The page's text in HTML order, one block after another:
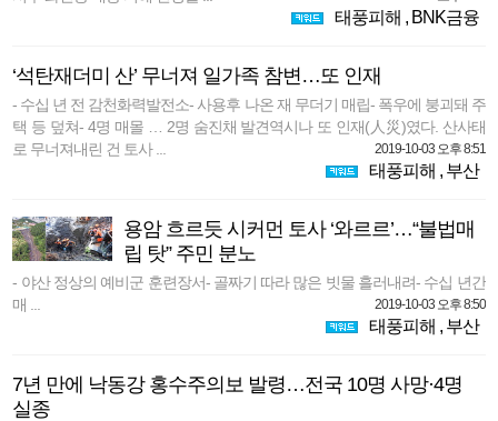
태풍피해 , BNK금융
‘석탄재더미 산’ 무너져 일가족 참변…또 인재
- 수십 년 전 감천화력발전소- 사용후 나온 재 무더기 매립- 폭우에 붕괴돼 주
택 등 덮쳐- 4명 매몰 … 2명 숨진채 발견역시나 또 인재(人災)였다. 산사태
로 무너져내린 건 토사 ...
2019-10-03 오후 8:51
태풍피해 , 부산
용암 흐르듯 시커먼 토사 ‘와르르’…“불법매
립 탓” 주민 분노
- 야산 정상의 예비군 훈련장서- 골짜기 따라 많은 빗물 흘러내려- 수십 년간
매 ...
2019-10-03 오후 8:50
태풍피해 , 부산
7년 만에 낙동강 홍수주의보 발령…전국 10명 사망·4명
실종